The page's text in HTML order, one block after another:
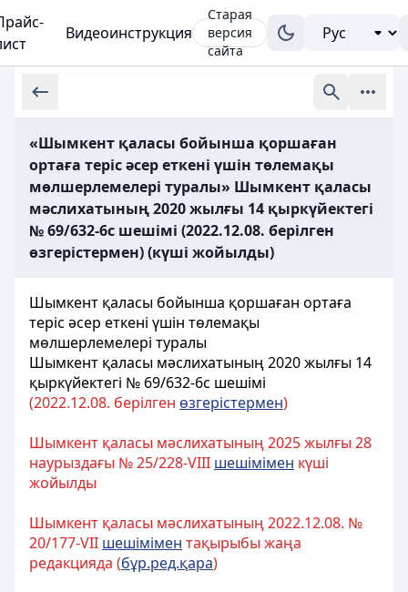
Видеоинструкция
Старая
версия
сайта
«Шымкент қаласы бойынша қоршаған
ортаға теріс әсер еткені үшін төлемақы
мөлшерлемелері туралы» Шымкент қаласы
мәслихатының 2020 жылғы 14 қыркүйектегі
№ 69/632-6с шешiмi (2022.12.08. берілген
өзгерістермен) (күші жойылды)
Шымкент қаласы бойынша қоршаған ортаға
теріс әсер еткені үшін төлемақы
мөлшерлемелері туралы
Шымкент қаласы мәслихатының 2020 жылғы 14
қыркүйектегі № 69/632-6с шешiмi
(2022.12.08. берілген өзгерістермен)
Шымкент қаласы мәслихатының 2025 жылғы 28
наурыздағы № 25/228-VIII шешiмiмен күші
жойылды
Шымкент қаласы мәслихатының 2022.12.08. №
20/177-VII шешiмiмен тақырыбы жаңа
редакцияда (бұр.ред.қара)